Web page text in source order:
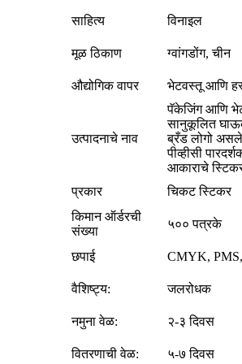
साहित्य विनाइल
मूळ ठिकाण ग्वांगडोंग, चीन
औद्योगिक वापर भेटवस्तू आणि
उत्पादनाचे नाव
पॅकेजिंग आणि
सानुकूलित
ब्रँड लोगो
पीव्हीसी
आकाराचे
प्रकार
चिकट स्टिकर
किमान ऑर्डरची
संख्या
५०० पत्रके
छपाई CMYK, PMS,
वैशिष्ट्य: जलरोधक
नमुना वेळ: २-३ दिवस
वितरणाची वेळ:
५-७ दिवस